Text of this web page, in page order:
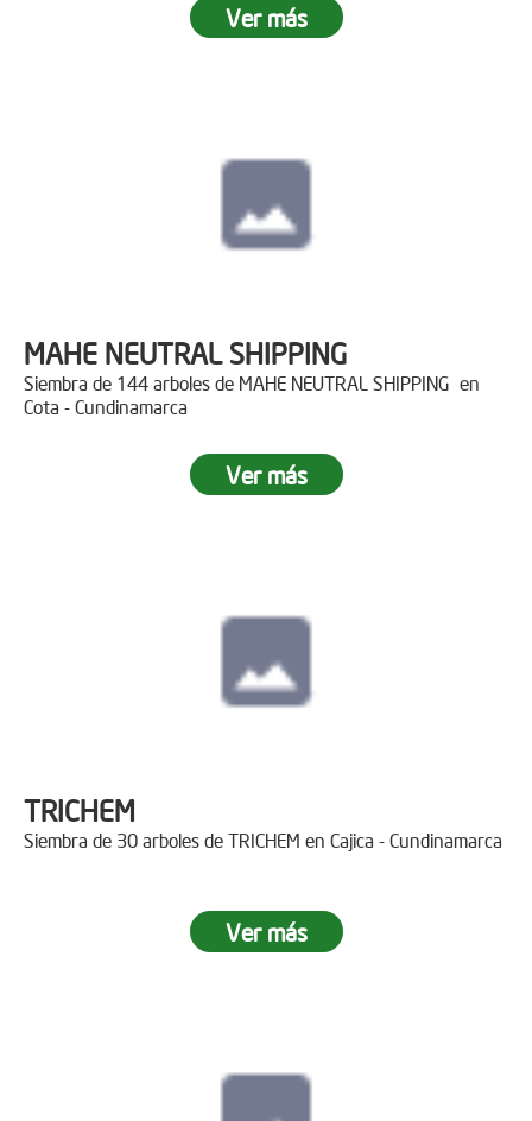
Ver más
MAHE NEUTRAL SHIPPING
Siembra de 144 arboles de MAHE NEUTRAL SHIPPING en
Cota - Cundinamarca
Ver más
TRICHEM
Siembra de 30 arboles de TRICHEM en Cajica - Cundinamarca
Ver más